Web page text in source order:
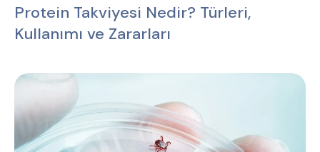
Protein Takviyesi Nedir? Türleri,
Kullanımı ve Zararları